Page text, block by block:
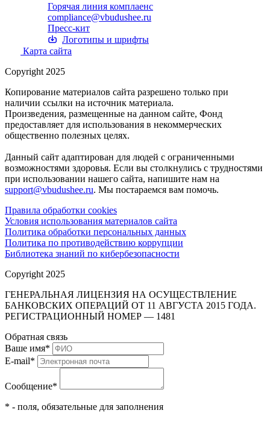
Горячая линия комплаенс
compliance@vbudushee.ru
Пресс-кит
Логотипы и шрифты
Карта сайта
Copyright 2025
Копирование материалов сайта разрешено только при
наличии ссылки на источник материала.
Произведения, размещенные на данном сайте, Фонд
предоставляет для использования в некоммерческих
общественно полезных целях.
Данный сайт адаптирован для людей с ограниченными
возможностями здоровья. Если вы столкнулись с трудностями
при использовании нашего сайта, напишите нам на
support@vbudushee.ru. Мы постараемся вам помочь.
Правила обработки cookies
Условия использования материалов сайта
Политика обработки персональных данных
Политика по противодействию коррупции
Библиотека знаний по кибербезопасности
Copyright 2025
ГЕНЕРАЛЬНАЯ ЛИЦЕНЗИЯ НА ОСУЩЕСТВЛЕНИЕ
БАНКОВСКИХ ОПЕРАЦИЙ ОТ 11 АВГУСТА 2015 ГОДА.
РЕГИСТРАЦИОННЫЙ НОМЕР — 1481
Обратная связь
Ваше имя*
E-mail*
Сообщение*
* - поля, обязательные для заполнения